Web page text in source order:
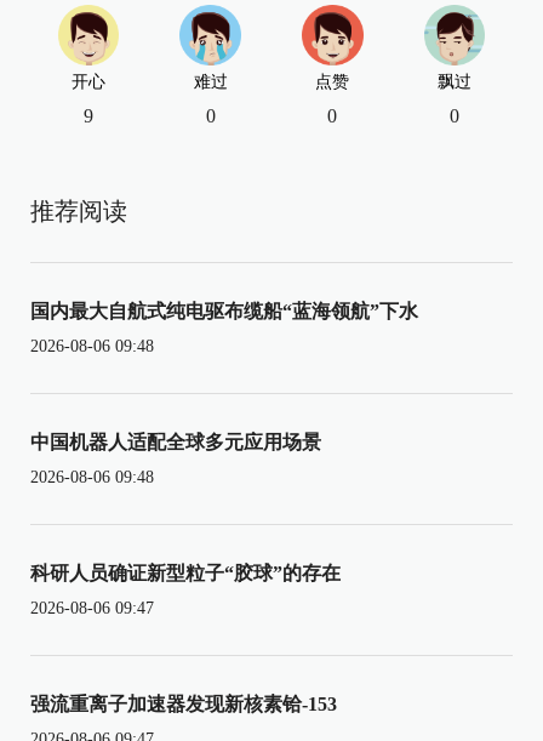
开心
9
难过
0
点赞
0
飘过
0
推荐阅读
国内最大自航式纯电驱布缆船“蓝海领航”下水
2026-08-06 09:48
中国机器人适配全球多元应用场景
2026-08-06 09:48
科研人员确证新型粒子“胶球”的存在
2026-08-06 09:47
强流重离子加速器发现新核素铪-153